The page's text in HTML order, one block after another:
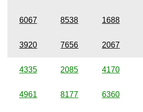
6067 8538 1688
3920 7656 2067
4335 2085 4170
4961 8177 6360